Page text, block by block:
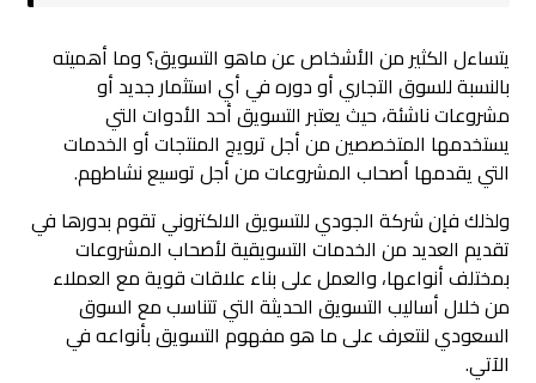
يتساءل الكثير من الأشخاص عن ماهو التسويق؟ وما أهميته
بالنسبة للسوق التجاري أو دوره في أي استثمار جديد أو
مشروعات ناشئة، حيث يعتبر التسويق أحد الأدوات التي
يستخدمها المتخصصين من أجل ترويج المنتجات أو الخدمات
التي يقدمها أصحاب المشروعات من أجل توسيع نشاطهم.
ولذلك فإن شركة الجودي للتسويق الالكتروني تقوم بدورها في
تقديم العديد من الخدمات التسويقية لأصحاب المشروعات
بمختلف أنواعها، والعمل على بناء علاقات قوية مع العملاء
من خلال أساليب التسويق الحديثة التي تتناسب مع السوق
السعودي لنتعرف على ما هو مفهوم التسويق بأنواعه في
الآتي.